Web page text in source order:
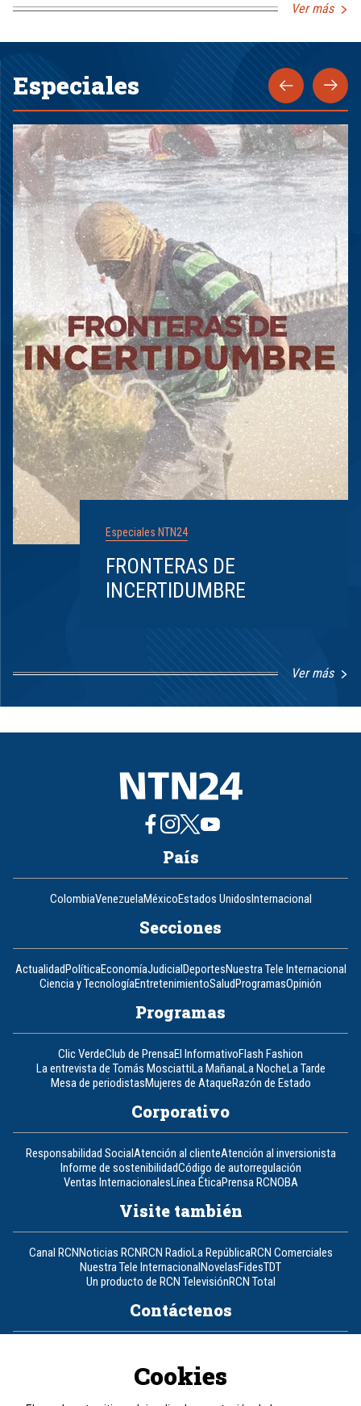
Ver más
Especiales
Especiales NTN24
FRONTERAS DE
INCERTIDUMBRE
Ver más
1
8
País
ColombiaVenezuelaMéxicoEstados UnidosInternacional
Secciones
ActualidadPolíticaEconomíaJudicialDeportesNuestra Tele Internacional
Ciencia y TecnologíaEntretenimientoSaludProgramasOpinión
Programas
Clic VerdeClub de PrensaEl InformativoFlash Fashion
La entrevista de Tomás MosciattiLa MañanaLa NocheLa Tarde
Mesa de periodistasMujeres de AtaqueRazón de Estado
Corporativo
Responsabilidad SocialAtención al clienteAtención al inversionista
Informe de sostenibilidadCódigo de autorregulación
Ventas InternacionalesLínea ÉticaPrensa RCNOBA
Visite también
Canal RCNNoticias RCNRCN RadioLa RepúblicaRCN Comerciales
Nuestra Tele InternacionalNovelasFidesTDT
Un producto de RCN TelevisiónRCN Total
Contáctenos
Cookies